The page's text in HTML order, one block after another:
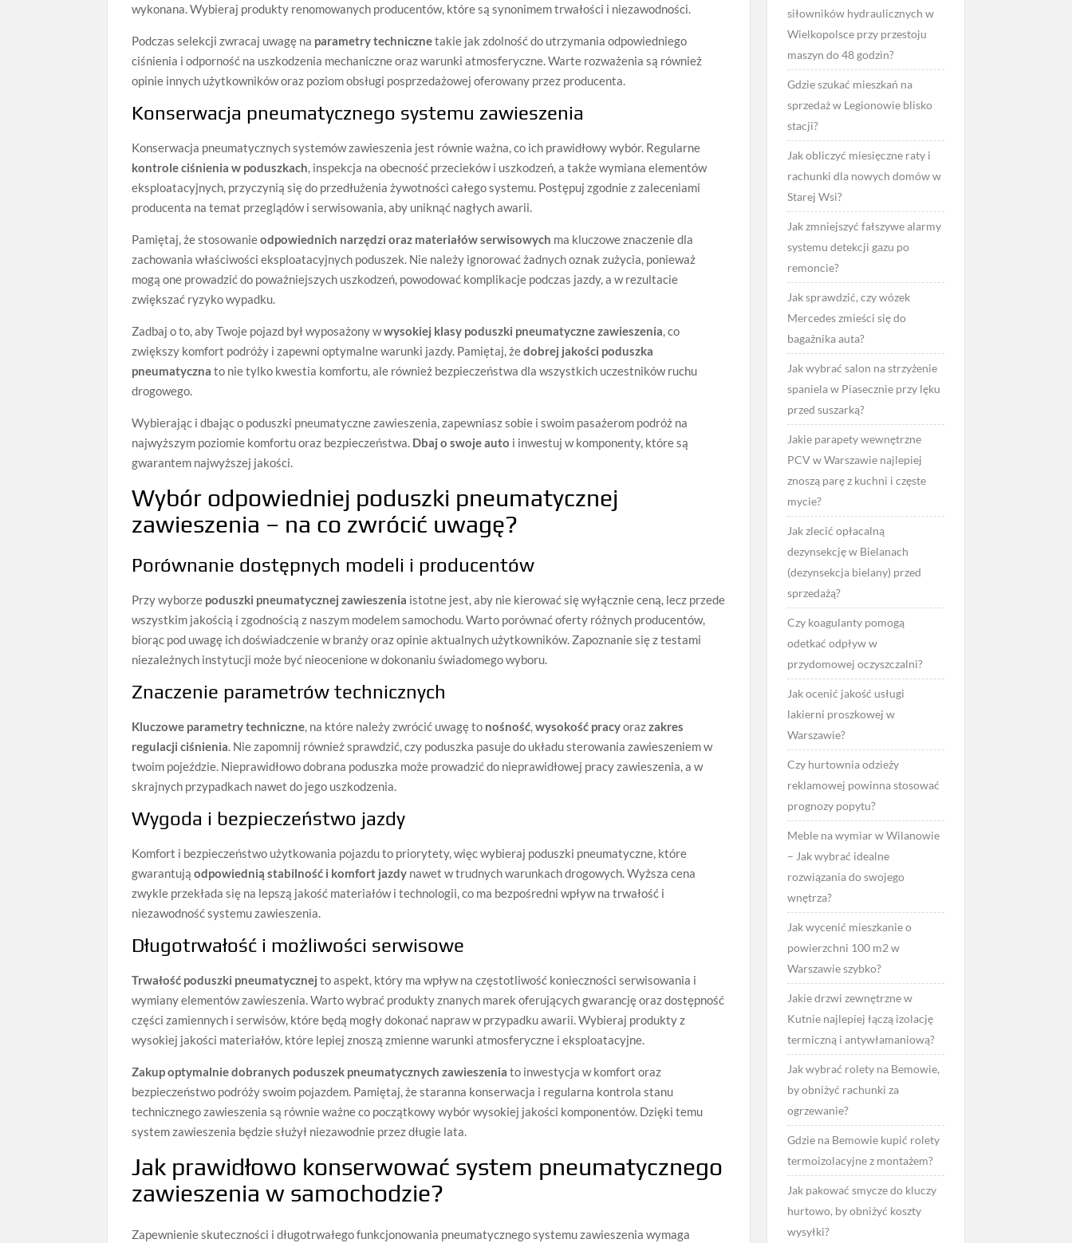
wykonana. Wybieraj produkty renomowanych producentów, które są synonimem trwałości i niezawodności.
Podczas selekcji zwracaj uwagę na parametry technicznetakie jak zdolność do utrzymania odpowiedniego
ciśnienia i odporność na uszkodzenia mechaniczne oraz warunki atmosferyczne. Warte rozważenia są również
opinie innych użytkowników oraz poziom obsługi posprzedażowej oferowany przez producenta.
Konserwacja pneumatycznego systemu zawieszenia
Konserwacja pneumatycznych systemów zawieszenia jest równie ważna, co ich prawidłowy wybór. Regularne
kontrole ciśnienia w poduszkach , inspekcja na obecność przecieków i uszkodzeń, a także wymiana elementów
eksploatacyjnych, przyczynią się do przedłużenia żywotności całego systemu. Postępuj zgodnie z zaleceniami
producenta na temat przeglądów i serwisowania, aby uniknąć nagłych awarii.
Pamiętaj, że stosowanieodpowiednich narzędzi oraz materiałów serwisowych ma kluczowe znaczenie dla
zachowania właściwości eksploatacyjnych poduszek. Nie należy ignorować żadnych oznak zużycia, ponieważ
mogą one prowadzić do poważniejszych uszkodzeń, powodować komplikacje podczas jazdy, a w rezultacie
zwiększać ryzyko wypadku.
Zadbaj o to, aby Twoje pojazd był wyposażony wwysokiej klasy poduszki pneumatyczne zawieszenia , co
zwiększy komfort podróży i zapewni optymalne warunki jazdy. Pamiętaj, żedobrej jakości poduszka
pneumatyczna to nie tylko kwestia komfortu, ale również bezpieczeństwa dla wszystkich uczestników ruchu
drogowego.
Wybierając i dbając o poduszki pneumatyczne zawieszenia, zapewniasz sobie i swoim pasażerom podróż na
najwyższym poziomie komfortu oraz bezpieczeństwa. Dbaj o swoje auto i inwestuj w komponenty, które są
gwarantem najwyższej jakości.
Wybór odpowiedniej poduszki pneumatycznej
zawieszenia – na co zwrócić uwagę?
Porównanie dostępnych modeli i producentów
Przy wyborze poduszki pneumatycznej zawieszenia istotne jest, aby nie kierować się wyłącznie ceną, lecz przede
wszystkim jakością i zgodnością z naszym modelem samochodu. Warto porównać oferty różnych producentów,
biorąc pod uwagę ich doświadczenie w branży oraz opinie aktualnych użytkowników. Zapoznanie się z testami
niezależnych instytucji może być nieocenione w dokonaniu świadomego wyboru.
Znaczenie parametrów technicznych
Kluczowe parametry techniczne, na które należy zwrócić uwagę to nośność,wysokość pracyorazzakres
regulacji ciśnienia. Nie zapomnij również sprawdzić, czy poduszka pasuje do układu sterowania zawieszeniem w
twoim pojeździe. Nieprawidłowo dobrana poduszka może prowadzić do nieprawidłowej pracy zawieszenia, a w
skrajnych przypadkach nawet do jego uszkodzenia.
Wygoda i bezpieczeństwo jazdy
Komfort i bezpieczeństwo użytkowania pojazdu to priorytety, więc wybieraj poduszki pneumatyczne, które
gwarantująodpowiednią stabilność i komfort jazdy nawet w trudnych warunkach drogowych. Wyższa cena
zwykle przekłada się na lepszą jakość materiałów i technologii, co ma bezpośredni wpływ na trwałość i
niezawodność systemu zawieszenia.
Długotrwałość i możliwości serwisowe
Trwałość poduszki pneumatycznej to aspekt, który ma wpływ na częstotliwość konieczności serwisowania i
wymiany elementów zawieszenia. Warto wybrać produkty znanych marek oferujących gwarancję oraz dostępność
części zamiennych i serwisów, które będą mogły dokonać napraw w przypadku awarii. Wybieraj produkty z
wysokiej jakości materiałów, które lepiej znoszą zmienne warunki atmosferyczne i eksploatacyjne.
Zakup optymalnie dobranych poduszek pneumatycznych zawieszenia to inwestycja w komfort oraz
bezpieczeństwo podróży swoim pojazdem. Pamiętaj, że staranna konserwacja i regularna kontrola stanu
technicznego zawieszenia są równie ważne co początkowy wybór wysokiej jakości komponentów. Dzięki temu
system zawieszenia będzie służył niezawodnie przez długie lata.
Jak prawidłowo konserwować system pneumatycznego
zawieszenia w samochodzie?
Zapewnienie skuteczności i długotrwałego funkcjonowania pneumatycznego systemu zawieszenia wymaga
siłowników hydraulicznych w
Wielkopolsce przy przestoju
maszyn do 48 godzin?
Gdzie szukać mieszkań na
sprzedaż w Legionowie blisko
stacji?
Jak obliczyć miesięczne raty i
rachunki dla nowych domów w
Starej Wsi?
Jak zmniejszyć fałszywe alarmy
systemu detekcji gazu po
remoncie?
Jak sprawdzić, czy wózek
Mercedes zmieści się do
bagażnika auta?
Jak wybrać salon na strzyżenie
spaniela w Piasecznie przy lęku
przed suszarką?
Jakie parapety wewnętrzne
PCV w Warszawie najlepiej
znoszą parę z kuchni i częste
mycie?
Jak zlecić opłacalną
dezynsekcję w Bielanach
(dezynsekcja bielany) przed
sprzedażą?
Czy koagulanty pomogą
odetkać odpływ w
przydomowej oczyszczalni?
Jak ocenić jakość usługi
lakierni proszkowej w
Warszawie?
Czy hurtownia odzieży
reklamowej powinna stosować
prognozy popytu?
Meble na wymiar w Wilanowie
– Jak wybrać idealne
rozwiązania do swojego
wnętrza?
Jak wycenić mieszkanie o
powierzchni 100 m2 w
Warszawie szybko?
Jakie drzwi zewnętrzne w
Kutnie najlepiej łączą izolację
termiczną i antywłamaniową?
Jak wybrać rolety na Bemowie,
by obniżyć rachunki za
ogrzewanie?
Gdzie na Bemowie kupić rolety
termoizolacyjne z montażem?
Jak pakować smycze do kluczy
hurtowo, by obniżyć koszty
wysyłki?